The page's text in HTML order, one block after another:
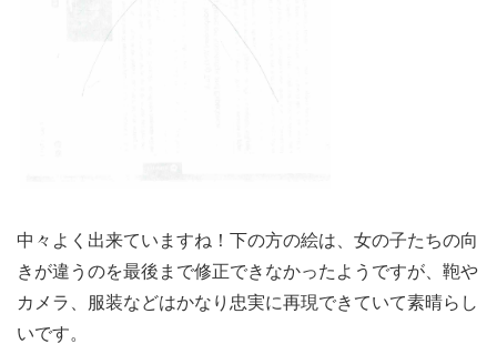
中々よく出来ていますね！下の方の絵は、女の子たちの向
きが違うのを最後まで修正できなかったようですが、鞄や
カメラ、服装などはかなり忠実に再現できていて素晴らし
いです。